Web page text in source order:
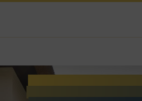
combineren: slimme